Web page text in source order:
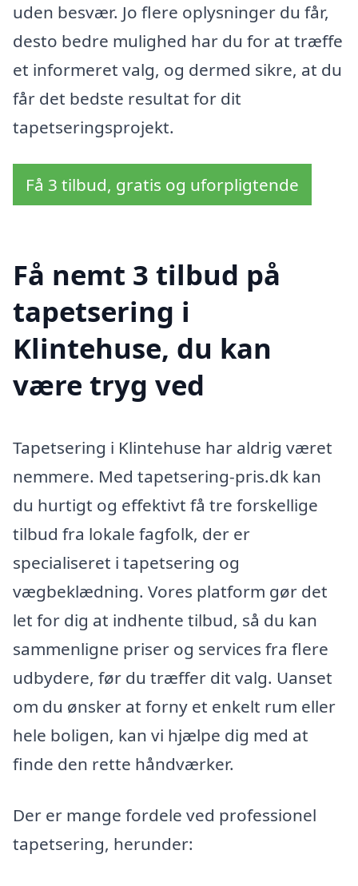
uden besvær. Jo flere oplysninger du får,
desto bedre mulighed har du for at træffe
et informeret valg, og dermed sikre, at du
får det bedste resultat for dit
tapetseringsprojekt.
Få 3 tilbud, gratis og uforpligtende
Få nemt 3 tilbud på
tapetsering i
Klintehuse, du kan
være tryg ved
Tapetsering i Klintehuse har aldrig været
nemmere. Med tapetsering-pris.dk kan
du hurtigt og effektivt få tre forskellige
tilbud fra lokale fagfolk, der er
specialiseret i tapetsering og
vægbeklædning. Vores platform gør det
let for dig at indhente tilbud, så du kan
sammenligne priser og services fra flere
udbydere, før du træffer dit valg. Uanset
om du ønsker at forny et enkelt rum eller
hele boligen, kan vi hjælpe dig med at
finde den rette håndværker.
Der er mange fordele ved professionel
tapetsering, herunder: